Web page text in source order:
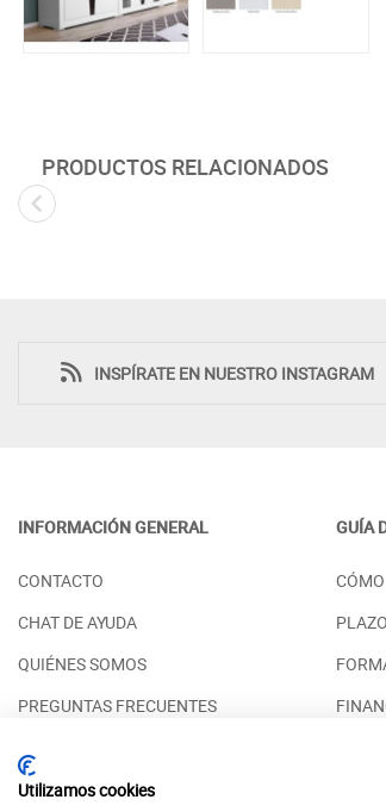
PRODUCTOS RELACIONADOS
PUERTAS Y 2 CAJONES MADERA -
PRECIO DESDE:
INSPÍRATE EN NUESTRO INSTAGRAM
INFORMACIÓN GENERAL
CONTACTO
CHAT DE AYUDA
QUIÉNES SOMOS
PREGUNTAS FRECUENTES
GUÍA
Utilizamos cookies